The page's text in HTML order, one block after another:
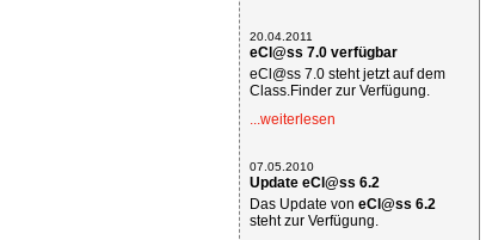
20.04.2011
eCl@ss 7.0 verfügbar
eCl@ss 7.0 steht jetzt auf dem
Class.Finder zur Verfügung.
...weiterlesen
07.05.2010
Update eCl@ss 6.2
Das Update von eCl@ss 6.2
steht zur Verfügung.